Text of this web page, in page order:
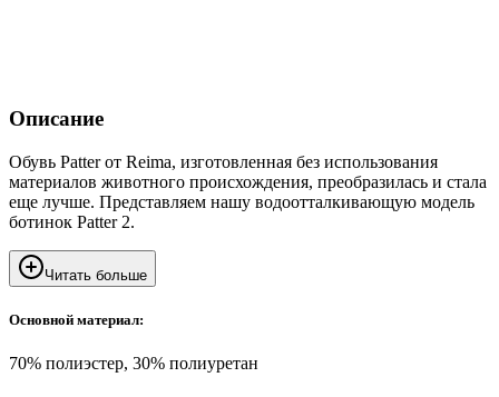
Описание
Обувь Patter от Reima, изготовленная без использования
материалов животного происхождения, преобразилась и стала
еще лучше. Представляем нашу водоотталкивающую модель
ботинок Patter 2.
Читать больше
Основной материал:
70% полиэстер, 30% полиуретан